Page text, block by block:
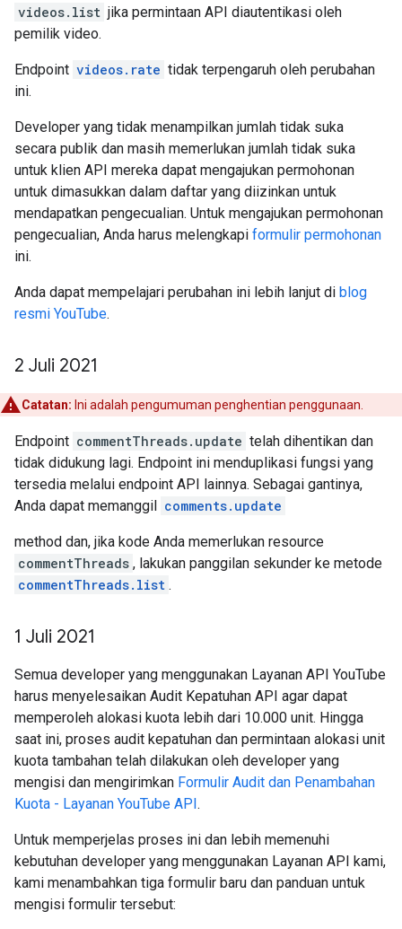
videos.list jika permintaan API diautentikasi oleh
pemilik video.
Endpoint videos.rate tidak terpengaruh oleh perubahan
ini.
Developer yang tidak menampilkan jumlah tidak suka
secara publik dan masih memerlukan jumlah tidak suka
untuk klien API mereka dapat mengajukan permohonan
untuk dimasukkan dalam daftar yang diizinkan untuk
mendapatkan pengecualian. Untuk mengajukan permohonan
pengecualian, Anda harus melengkapi formulir permohonan
ini.
Anda dapat mempelajari perubahan ini lebih lanjut di blog
resmi YouTube.
2 Juli 2021
Catatan: Ini adalah pengumuman penghentian penggunaan.
Endpoint commentThreads.update telah dihentikan dan
tidak didukung lagi. Endpoint ini menduplikasi fungsi yang
tersedia melalui endpoint API lainnya. Sebagai gantinya,
Anda dapat memanggil comments.update
method dan, jika kode Anda memerlukan resource
commentThreads , lakukan panggilan sekunder ke metode
commentThreads.list .
1 Juli 2021
Semua developer yang menggunakan Layanan API YouTube
harus menyelesaikan Audit Kepatuhan API agar dapat
memperoleh alokasi kuota lebih dari 10.000 unit. Hingga
saat ini, proses audit kepatuhan dan permintaan alokasi unit
kuota tambahan telah dilakukan oleh developer yang
mengisi dan mengirimkan Formulir Audit dan Penambahan
Kuota - Layanan YouTube API.
Untuk memperjelas proses ini dan lebih memenuhi
kebutuhan developer yang menggunakan Layanan API kami,
kami menambahkan tiga formulir baru dan panduan untuk
mengisi formulir tersebut: